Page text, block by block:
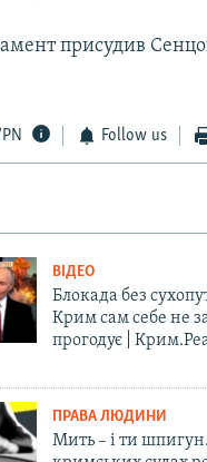
присудив
Follow us
ВІДЕО
Блокада без
Крим сам себе не
прогодує |
ПРАВА ЛЮДИНИ
Мить – і ти